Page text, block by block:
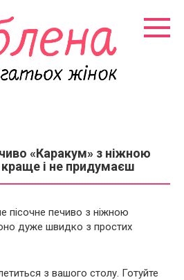
«Каракум» з ніжною
і не придумаєш
пісочне печиво з ніжною
дуже швидко з простих
з вашого столу. Готуйте